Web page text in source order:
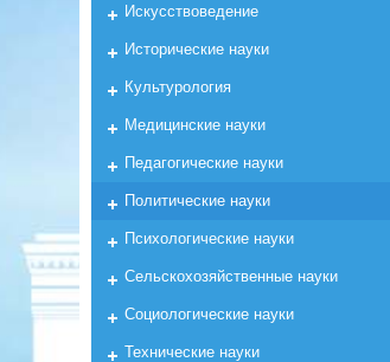
Искусствоведение
Исторические науки
Культурология
Медицинские науки
Педагогические науки
Политические науки
Психологические науки
Сельскохозяйственные науки
Социологические науки
Технические науки